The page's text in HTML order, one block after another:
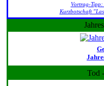
Vortrag-Tipp:
Kurzbotschaft
Tod